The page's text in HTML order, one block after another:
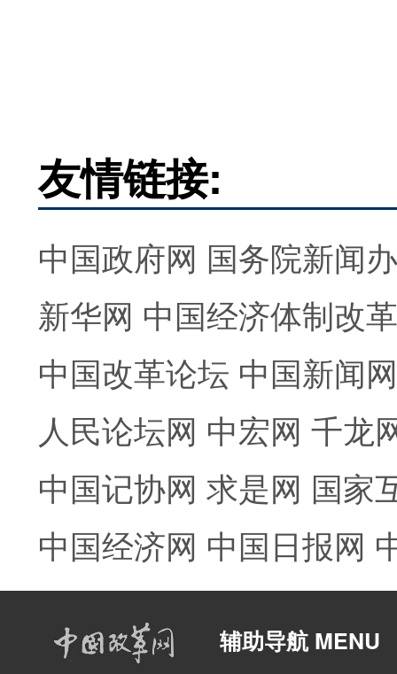
友情链接:
中国政府网 国务院新闻
新华网 中国经济体制改
中国改革论坛 中国新闻网
人民论坛网 中宏网 千龙
中国记协网 求是网 国家
中国经济网 中国日报网
辅助导航 MENU